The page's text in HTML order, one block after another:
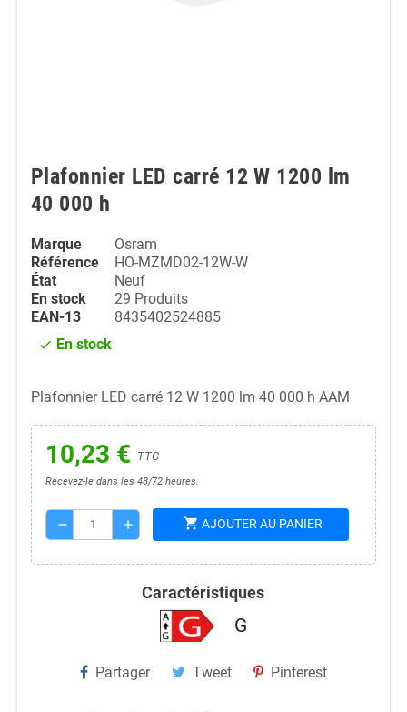
Plafonnier LED carré 12 W 1200 lm
40 000 h
Marque
Osram
Référence
HO-MZMD02-12W-W
État
Neuf
En stock
29 Produits
EAN-13
8435402524885
check En stock
Plafonnier LED carré 12 W 1200 lm 40 000 h AAM
10,23 € TTC
Recevez-le dans les 48/72 heures.
remove add shopping_cart AJOUTER AU PANIER
Caractéristiques
G
Partager Tweet Pinterest